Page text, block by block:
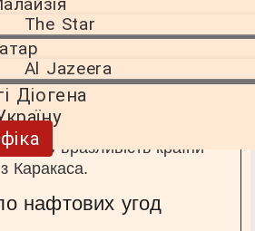
The Star
Al Jazeera
Діогена
забезпечували понад
місцевих спостерігачів.
тим, що напередодні
з урнами для бюлетенів
з венесуельського
Хоча ніхто не постраждав,
вразливість країни
Каракаса.
нафтових угод